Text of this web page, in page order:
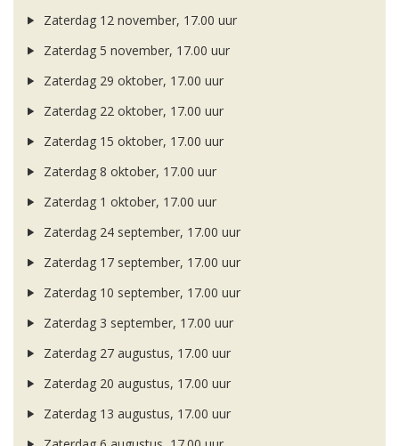
Zaterdag 12 november, 17.00 uur
Zaterdag 5 november, 17.00 uur
Zaterdag 29 oktober, 17.00 uur
Zaterdag 22 oktober, 17.00 uur
Zaterdag 15 oktober, 17.00 uur
Zaterdag 8 oktober, 17.00 uur
Zaterdag 1 oktober, 17.00 uur
Zaterdag 24 september, 17.00 uur
Zaterdag 17 september, 17.00 uur
Zaterdag 10 september, 17.00 uur
Zaterdag 3 september, 17.00 uur
Zaterdag 27 augustus, 17.00 uur
Zaterdag 20 augustus, 17.00 uur
Zaterdag 13 augustus, 17.00 uur